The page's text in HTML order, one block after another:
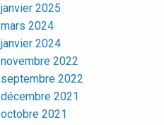
janvier 2025
mars 2024
janvier 2024
novembre 2022
septembre 2022
décembre 2021
octobre 2021